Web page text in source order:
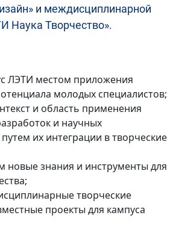
и междисциплинарной
Наука Творчество».
ЛЭТИ местом приложения
молодых специалистов;
и область применения
и научных
их интеграции в творческие
новые знания и инструменты для
творческие
проекты для кампуса